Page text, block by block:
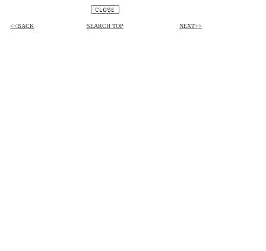
<<BACK SEARCH TOP NEXT>>